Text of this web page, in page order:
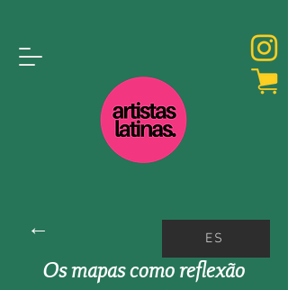
← ES
Os mapas como reflexão